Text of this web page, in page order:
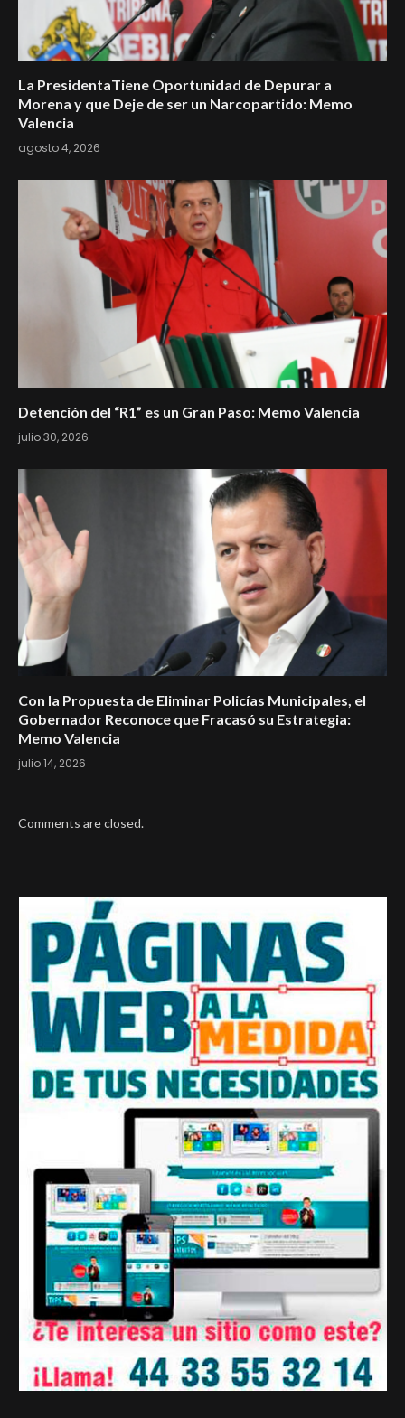
La PresidentaTiene Oportunidad de Depurar a
Morena y que Deje de ser un Narcopartido: Memo
Valencia
agosto 4, 2026
Detención del “R1” es un Gran Paso: Memo Valencia
julio 30, 2026
Con la Propuesta de Eliminar Policías Municipales, el
Gobernador Reconoce que Fracasó su Estrategia:
Memo Valencia
julio 14, 2026
Comments are closed.